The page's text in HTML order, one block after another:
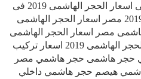
فى مصر اسعار الحجر الهاشمى اسعار الحجر الهاشمى 2019 فى
مصر اسعار الحجر الهاشمى 2019 مصر اسعار الحجر الهاشمى
مصر اسعار الحجر الهاشمى
2019 فى مصر اسعار تركيب الحجر الهاشمى 2019 اسعار تركيب
حجر هاشمى حجر هاشمي مصر
هيصم حجر هاشمي داخلي